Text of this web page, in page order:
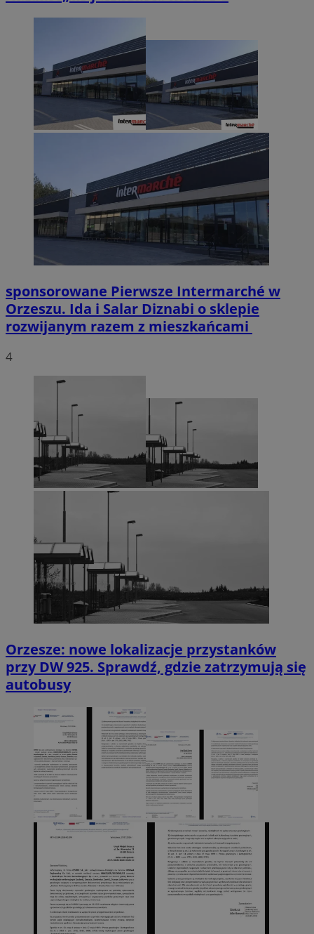
sponsorowane Pierwsze Intermarché w
Orzeszu. Ida i Salar Diznabi o sklepie
rozwijanym razem z mieszkańcami
4
Orzesze: nowe lokalizacje przystanków
przy DW 925. Sprawdź, gdzie zatrzymują się
autobusy